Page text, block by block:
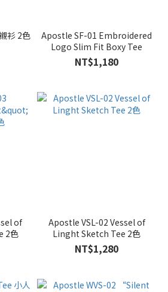
衫 2色
Apostle SF-01 Embroidered
Logo Slim Fit Boxy Tee
NT$1,180
of
2色
Apostle VSL-02 Vessel of
Linght Sketch Tee 2色
NT$1,280